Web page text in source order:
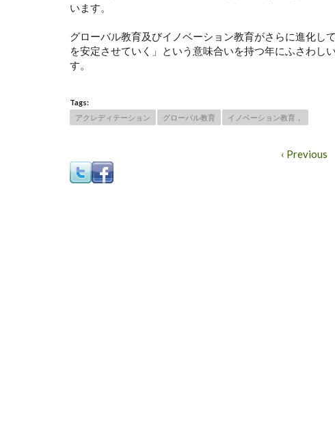
います。
グローバル教育及びイノベーション教育がさらに進化
を安定させていく」という意味合いを持つ年にふさわし
す。
Tags:
アクレディテーション
グローバル教育 イノベーション教育，
‹ Previous